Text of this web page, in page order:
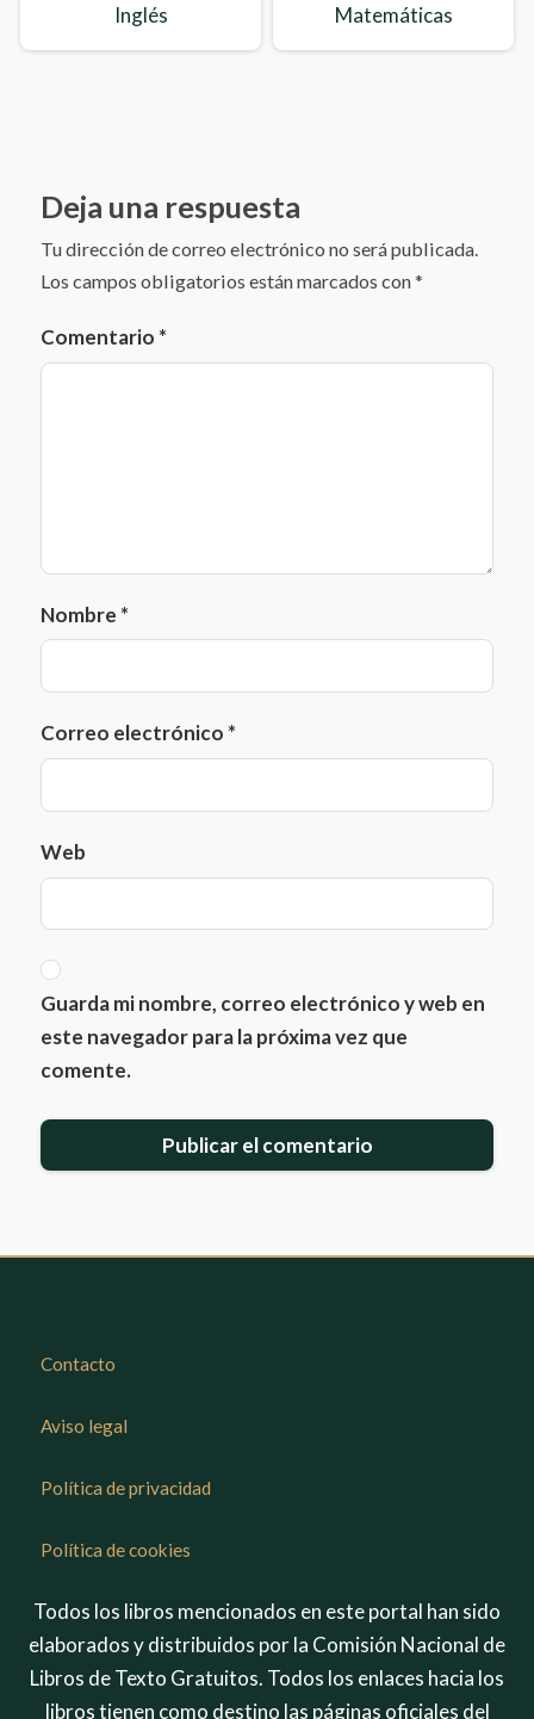
Inglés Matemáticas
Deja una respuesta
Tu dirección de correo electrónico no será publicada.
Los campos obligatorios están marcados con*
Comentario *
Nombre *
Correo electrónico *
Web
Guarda mi nombre, correo electrónico y web en
este navegador para la próxima vez que
comente.
Contacto
Aviso legal
Política de privacidad
Política de cookies
Todos los libros mencionados en este portal han sido
elaborados y distribuidos por la Comisión Nacional de
Libros de Texto Gratuitos. Todos los enlaces hacia los
libros tienen como destino las páginas oficiales del